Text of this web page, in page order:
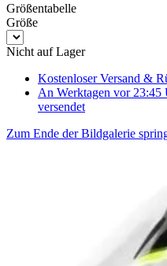
Größentabelle
Größe
Nicht auf Lager
Kostenloser Versand &
An Werktagen vor 23:45
versendet
Zum Ende der Bildgalerie